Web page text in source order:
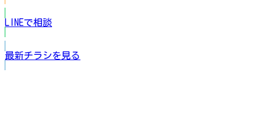
LINEで相談
最新チラシを見る